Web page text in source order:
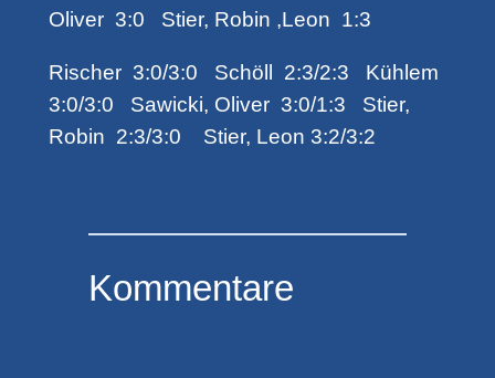
Oliver 3:0 Stier, Robin ,Leon 1:3
Rischer 3:0/3:0 Schöll 2:3/2:3 Kühlem
3:0/3:0 Sawicki, Oliver 3:0/1:3 Stier,
Robin 2:3/3:0 Stier, Leon 3:2/3:2
Kommentare